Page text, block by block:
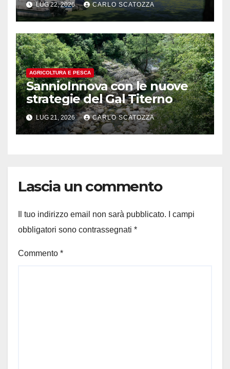
LUG 22, 2026 CARLO SCATOZZA
AGRICOLTURA E PESCA
SannioInnova con le nuove
strategie del Gal Titerno
LUG 21, 2026 CARLO SCATOZZA
Lascia un commento
Il tuo indirizzo email non sarà pubblicato.
I campi
obbligatori sono contrassegnati *
Commento *